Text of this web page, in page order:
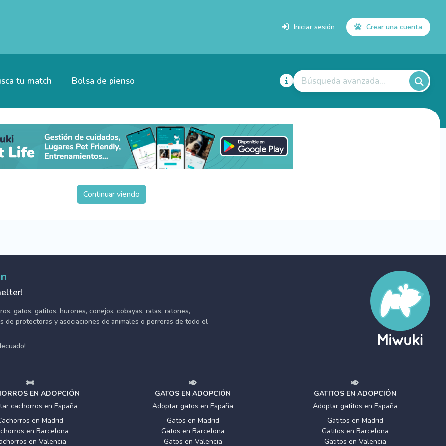
Iniciar sesión Crear una cuenta
tu match Bolsa de pienso Búsqueda avanzada...
Continuar viendo
gatos, gatitos, hurones, conejos, cobayas, ratas, ratones,
de protectoras y asociaciones de animales o perreras de todo el
EN ADOPCIÓN
cachorros en España
en Madrid
en Barcelona
en Valencia
GATOS EN ADOPCIÓN
Adoptar gatos en España
Gatos en Madrid
Gatos en Barcelona
Gatos en Valencia
GATITOS EN ADOPCIÓN
Adoptar gatitos en España
Gatitos en Madrid
Gatitos en Barcelona
Gatitos en Valencia